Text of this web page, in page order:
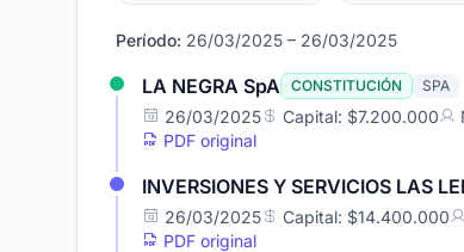
Período: 26/03/2025 – 26/03/2025
LA NEGRA SpA CONSTITUCIÓN SPA
26/03/2025 Capital: $7.200.000
PDF original
INVERSIONES Y SERVICIOS LAS
26/03/2025 Capital: $14.400.000
PDF original